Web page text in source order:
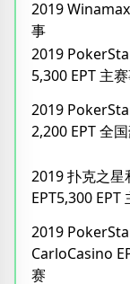
2019
事
2019
5,300 EPT 主
2019
2,200 EPT 全
2019 扑克之星
EPT5,300 EPT
2019
CarloCasino
赛